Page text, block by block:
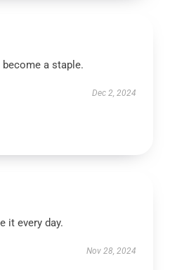
a staple.
Dec 2, 2024
it every day.
Nov 28, 2024